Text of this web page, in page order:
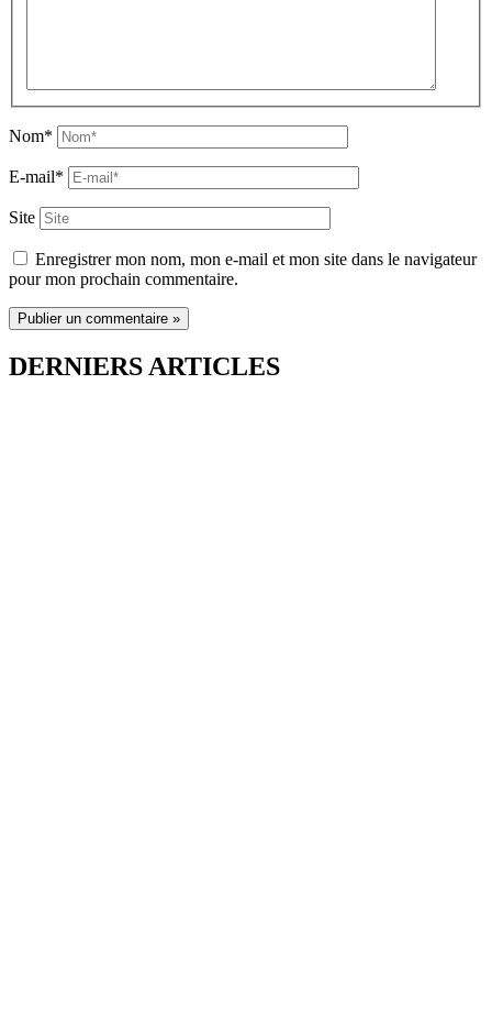
Nom*
E-mail*
Site
Enregistrer mon nom, mon e-mail et mon site dans le navigateur
pour mon prochain commentaire.
DERNIERS ARTICLES